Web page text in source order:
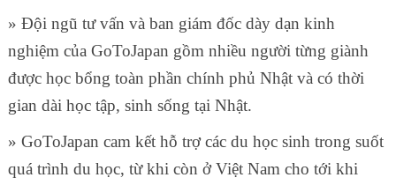
» Đội ngũ tư vấn và ban giám đốc dày dạn kinh
nghiệm của GoToJapan gồm nhiều người từng giành
được học bổng toàn phần chính phủ Nhật và có thời
gian dài học tập, sinh sống tại Nhật.
» GoToJapan cam kết hỗ trợ các du học sinh trong suốt
quá trình du học, từ khi còn ở Việt Nam cho tới khi